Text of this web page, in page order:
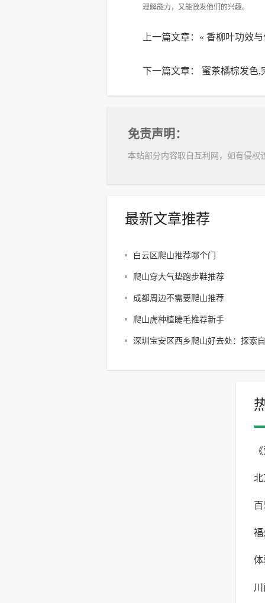
理解能力，又能激发他们的兴趣。
上一篇文章：« 香柳叶功效
下一篇文章： 蜜茶橘棕发色,
免责声明：
本站部分内容取自互利网，如有侵权
最新文章推荐
白云区爬山推荐哪个门
爬山穿大气垫跑步鞋推荐
成都周边不需要爬山推荐
爬山虎种植睫毛推荐新手
深圳宝安区西乡爬山好去处：探索
自
北
验
福
体
露